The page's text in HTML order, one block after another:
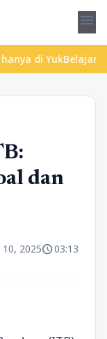
menu
dan
10, 2025schedule03:13